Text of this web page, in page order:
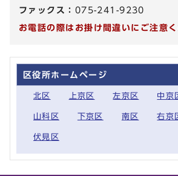
ファックス： 075-241-9230
お電話の際はお掛け間違いにご注意
区役所ホームページ
北区 上京区 左京区 中京
山科区 下京区 南区 右京
伏見区